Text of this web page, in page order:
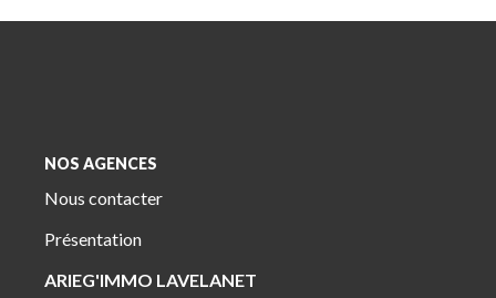
NOS AGENCES
Nous contacter
Présentation
ARIEG'IMMO LAVELANET